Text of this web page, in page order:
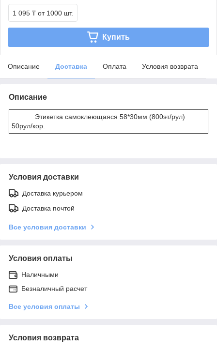
1 095 ₸ от 1000 шт.
Купить
Описание Доставка Оплата Условия возврата
Описание
Этикетка самоклеющаяся 58*30мм (800эт/рул)
50рул/кор.
Условия доставки
Доставка курьером
Доставка почтой
Все условия доставки
Условия оплаты
Наличными
Безналичный расчет
Все условия оплаты
Условия возврата